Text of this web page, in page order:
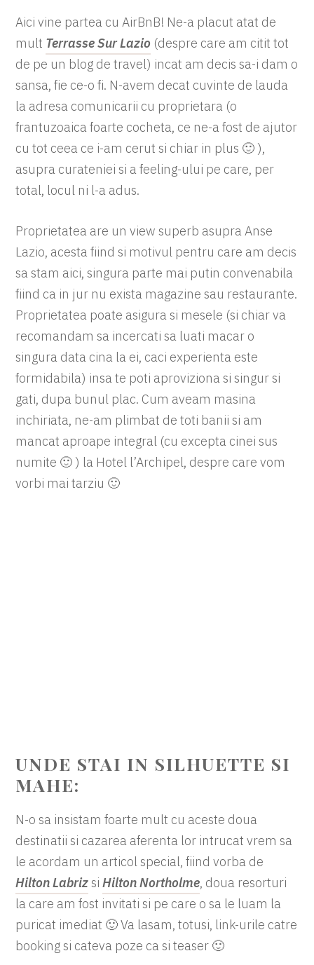
Aici vine partea cu AirBnB! Ne-a placut atat de
mult Terrasse Sur Lazio (despre care am citit tot
de pe un blog de travel) incat am decis sa-i dam o
sansa, fie ce-o fi. N-avem decat cuvinte de lauda
la adresa comunicarii cu proprietara (o
frantuzoaica foarte cocheta, ce ne-a fost de ajutor
cu tot ceea ce i-am cerut si chiar in plus 🙂 ),
asupra curateniei si a feeling-ului pe care, per
total, locul ni l-a adus.
Proprietatea are un view superb asupra Anse
Lazio, acesta fiind si motivul pentru care am decis
sa stam aici, singura parte mai putin convenabila
fiind ca in jur nu exista magazine sau restaurante.
Proprietatea poate asigura si mesele (si chiar va
recomandam sa incercati sa luati macar o
singura data cina la ei, caci experienta este
formidabila) insa te poti aproviziona si singur si
gati, dupa bunul plac. Cum aveam masina
inchiriata, ne-am plimbat de toti banii si am
mancat aproape integral (cu excepta cinei sus
numite 🙂 ) la Hotel l’Archipel, despre care vom
vorbi mai tarziu 🙂
UNDE STAI IN SILHUETTE SI
MAHE:
N-o sa insistam foarte mult cu aceste doua
destinatii si cazarea aferenta lor intrucat vrem sa
le acordam un articol special, fiind vorba de
Hilton LabrizsiHilton Northolme, doua resorturi
la care am fost invitati si pe care o sa le luam la
puricat imediat 🙂 Va lasam, totusi, link-urile catre
booking si cateva poze ca si teaser 🙂